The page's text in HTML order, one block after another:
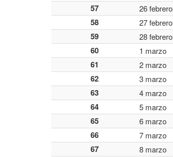
57 26 febrero
58 27 febrero
59 28 febrero
60 1 marzo
61 2 marzo
62 3 marzo
63 4 marzo
64 5 marzo
65 6 marzo
66 7 marzo
67 8 marzo